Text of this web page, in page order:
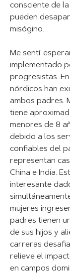
consciente de
pueden
misógino.
Me sentí
implementado
progresistas.
nórdicos han
ambos padres.
tiene
menores de 8
debido a los
confiables del
representan
China e India.
interesante
mujeres
padres tienen
de sus hijos y
carreras
relieve el
en campos